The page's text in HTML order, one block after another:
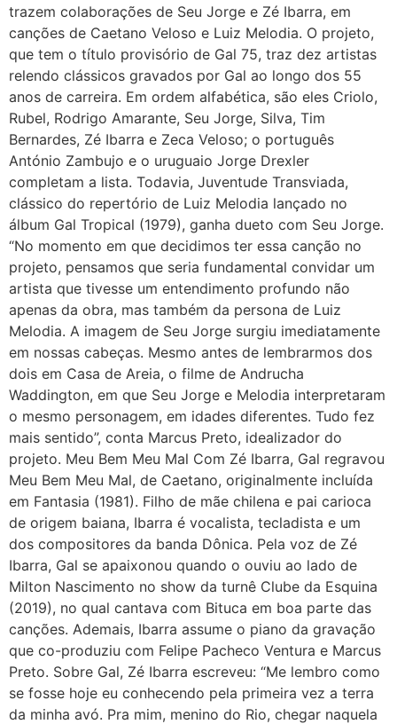
trazem colaborações de Seu Jorge e Zé Ibarra, em
canções de Caetano Veloso e Luiz Melodia. O projeto,
que tem o título provisório de Gal 75, traz dez artistas
relendo clássicos gravados por Gal ao longo dos 55
anos de carreira. Em ordem alfabética, são eles Criolo,
Rubel, Rodrigo Amarante, Seu Jorge, Silva, Tim
Bernardes, Zé Ibarra e Zeca Veloso; o português
António Zambujo e o uruguaio Jorge Drexler
completam a lista. Todavia, Juventude Transviada,
clássico do repertório de Luiz Melodia lançado no
álbum Gal Tropical (1979), ganha dueto com Seu Jorge.
“No momento em que decidimos ter essa canção no
projeto, pensamos que seria fundamental convidar um
artista que tivesse um entendimento profundo não
apenas da obra, mas também da persona de Luiz
Melodia. A imagem de Seu Jorge surgiu imediatamente
em nossas cabeças. Mesmo antes de lembrarmos dos
dois em Casa de Areia, o filme de Andrucha
Waddington, em que Seu Jorge e Melodia interpretaram
o mesmo personagem, em idades diferentes. Tudo fez
mais sentido”, conta Marcus Preto, idealizador do
projeto. Meu Bem Meu Mal Com Zé Ibarra, Gal regravou
Meu Bem Meu Mal, de Caetano, originalmente incluída
em Fantasia (1981). Filho de mãe chilena e pai carioca
de origem baiana, Ibarra é vocalista, tecladista e um
dos compositores da banda Dônica. Pela voz de Zé
Ibarra, Gal se apaixonou quando o ouviu ao lado de
Milton Nascimento no show da turnê Clube da Esquina
(2019), no qual cantava com Bituca em boa parte das
canções. Ademais, Ibarra assume o piano da gravação
que co-produziu com Felipe Pacheco Ventura e Marcus
Preto. Sobre Gal, Zé Ibarra escreveu: “Me lembro como
se fosse hoje eu conhecendo pela primeira vez a terra
da minha avó. Pra mim, menino do Rio, chegar naquela